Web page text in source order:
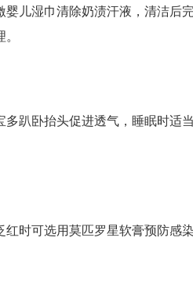
儿湿巾清除奶渍汗液，清洁后
趴卧抬头促进透气，睡眠时适
时可选用莫匹罗星软膏预防感